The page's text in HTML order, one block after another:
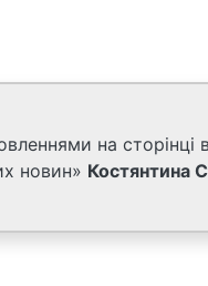
на сторінці
новин» Костянтина